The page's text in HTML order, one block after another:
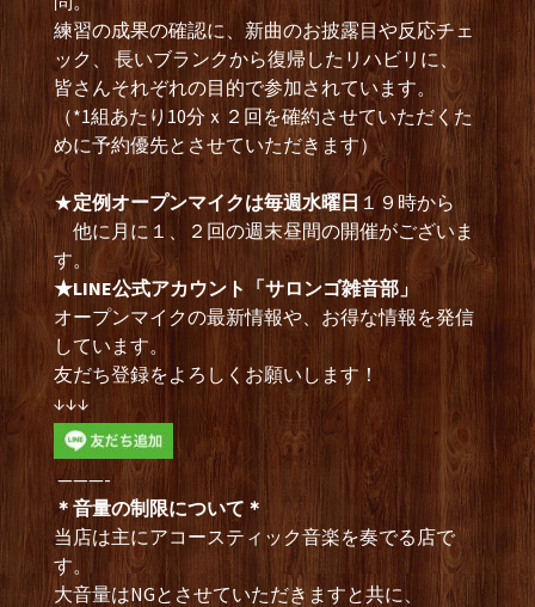
練習の成果の確認に、新曲のお披露目や反応チェ
ック、 長いブランクから復帰したリハビリに、
皆さんそれぞれの目的で参加されています。
（*1組あたり10分ｘ２回を確約させていただくた
めに予約優先とさせていただきます）
★定例オープンマイクは毎週水曜日 １９時から
他に月に１、２回の週末昼間の開催がございま
す。
★LINE公式アカウント「サロンゴ雑音部」
オープンマイクの最新情報や、お得な情報を発信
しています。
友だち登録をよろしくお願いします！
↓↓↓
———-
＊音量の制限について＊
当店は主にアコースティック音楽を奏でる店で
す。
大音量はNGとさせていただきますと共に、